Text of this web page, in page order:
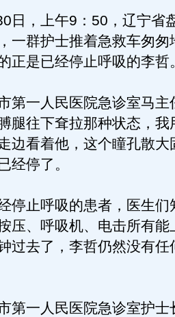
，上午9：50，辽宁省
一群护士推着急救车匆匆
正是已经停止呼吸的李哲
一人民医院急诊室马主
腿往下耷拉那种状态，我
边看着他，这个瞳孔散大
经停了。
止呼吸的患者，医生们
压、呼吸机、电击所有能
过去了，李哲仍然没有任
一人民医院急诊室护士